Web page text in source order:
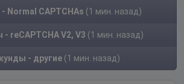
Normal CAPTCHAs (1 мин. назад)
- reCAPTCHA V2, V3 (1 мин. назад)
- другие (1 мин. назад)